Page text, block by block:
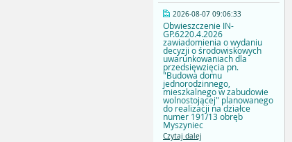
2026-08-07 09:06:33
Obwieszczenie IN-
GP.6220.4.2026
zawiadomienia o wydaniu
decyzji o środowiskowych
uwarunkowaniach dla
przedsięwzięcia pn.
"Budowa domu
jednorodzinnego,
mieszkalnego w zabudowie
wolnostojącej" planowanego
do realizacji na działce
numer 191/13 obręb
Myszyniec
Czytaj dalej